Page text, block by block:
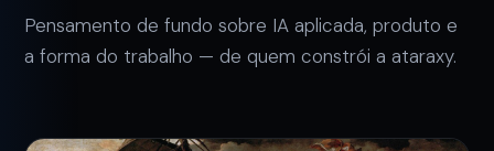
Pensamento de fundo sobre IA aplicada, produto e
a forma do trabalho — de quem constrói a ataraxy.